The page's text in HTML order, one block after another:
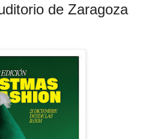
de Zaragoza